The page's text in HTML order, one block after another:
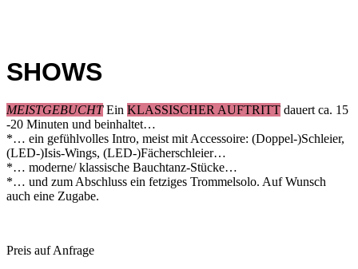
SHOWS
MEISTGEBUCHTEin KLASSISCHER AUFTRITT dauert ca. 15
-20 Minuten und beinhaltet…
*… ein gefühlvolles Intro, meist mit Accessoire: (Doppel-)Schleier,
(LED-)Isis-Wings, (LED-)Fächerschleier…
*… moderne/ klassische Bauchtanz-Stücke…
*… und zum Abschluss ein fetziges Trommelsolo. Auf Wunsch
auch eine Zugabe.
Preis auf Anfrage